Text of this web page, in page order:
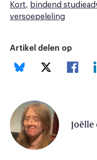
Kort
bindend
versoepeleling
Artikel delen op
Joëlle